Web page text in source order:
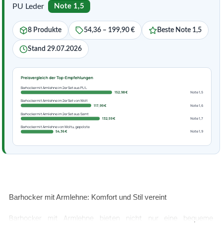
PU Leder
Note 1,5
8 Produkte 54,36 – 199,90 € Beste Note 1,5
Stand 29.07.2026
Preisvergleich der Top-Empfehlungen
Barhocker mit Armlehne im 2er Set aus PU L
152,98 €
Note 1,5
Barhocker mit Armlehne im 2er Set von Wolt
117,99 €
Note 1,6
Barhocker mit Armlehne im 2er Set aus Samt
132,59 €
Note 1,7
Barhocker mit Armlehne von Woltu, gepolste
54,36 €
Note 1,9
Barhocker mit Armlehne: Komfort und Stil vereint
Barhocker mit Armlehne bieten nicht nur eine bequeme